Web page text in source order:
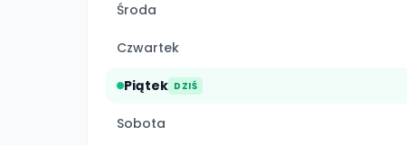
Środa
Czwartek
Piątek DZIŚ
Sobota